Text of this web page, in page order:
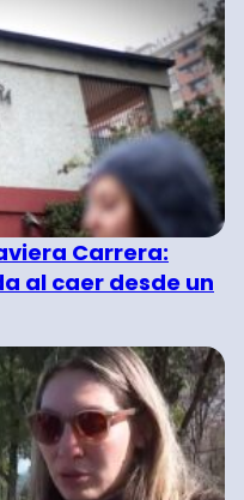
Carrera:
al caer desde un